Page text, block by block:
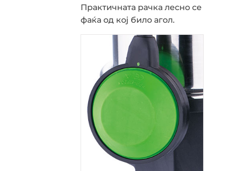
Практичната рачка лесно се
фаќа од кој било агол.